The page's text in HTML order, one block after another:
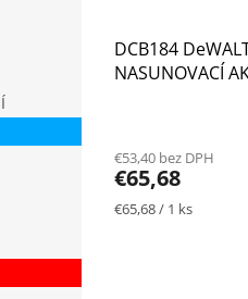
DCB184
NASUNOVACÍ
produktu
je
3,8
€53,40 bez DPH
€65,68
Jednotková
€65,68 / 1 ks